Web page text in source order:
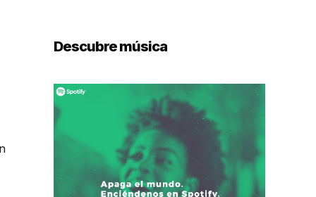
Descubre música